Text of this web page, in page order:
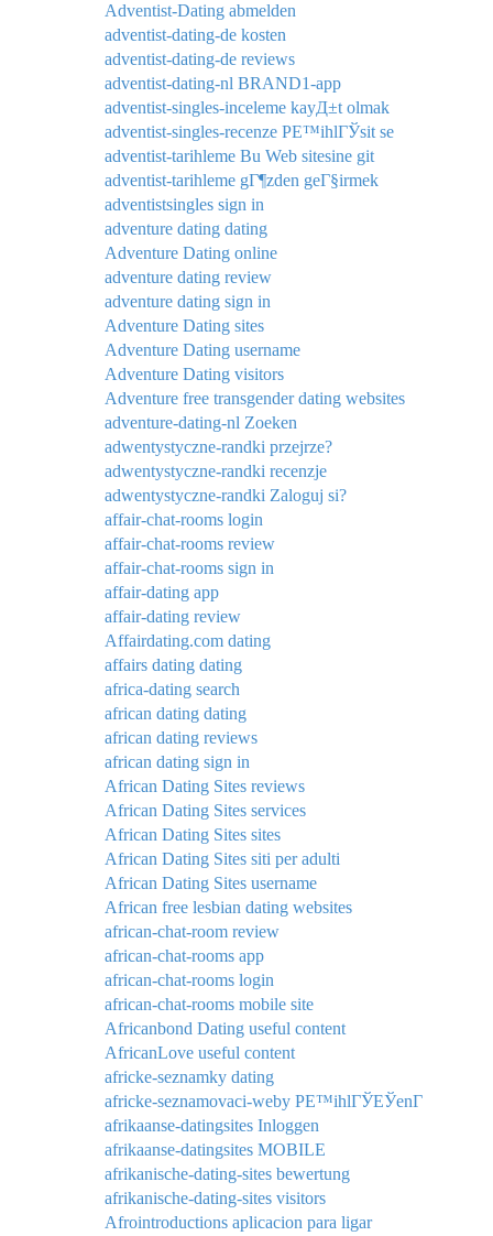
Adventist-Dating abmelden
adventist-dating-de kosten
adventist-dating-de reviews
adventist-dating-nl BRAND1-app
adventist-singles-inceleme kayД±t olmak
adventist-singles-recenze PЕ™ihlГЎsit se
adventist-tarihleme Bu Web sitesine git
adventist-tarihleme gГ¶zden geГ§irmek
adventistsingles sign in
adventure dating dating
Adventure Dating online
adventure dating review
adventure dating sign in
Adventure Dating sites
Adventure Dating username
Adventure Dating visitors
Adventure free transgender dating websites
adventure-dating-nl Zoeken
adwentystyczne-randki przejrze?
adwentystyczne-randki recenzje
adwentystyczne-randki Zaloguj si?
affair-chat-rooms login
affair-chat-rooms review
affair-chat-rooms sign in
affair-dating app
affair-dating review
Affairdating.com dating
affairs dating dating
africa-dating search
african dating dating
african dating reviews
african dating sign in
African Dating Sites reviews
African Dating Sites services
African Dating Sites sites
African Dating Sites siti per adulti
African Dating Sites username
African free lesbian dating websites
african-chat-room review
african-chat-rooms app
african-chat-rooms login
african-chat-rooms mobile site
Africanbond Dating useful content
AfricanLove useful content
africke-seznamky dating
africke-seznamovaci-weby PЕ™ihlГЎЕЎenГ­
afrikaanse-datingsites Inloggen
afrikaanse-datingsites MOBILE
afrikanische-dating-sites bewertung
afrikanische-dating-sites visitors
Afrointroductions aplicacion para ligar